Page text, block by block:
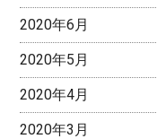
2020年6月
2020年5月
2020年4月
2020年3月